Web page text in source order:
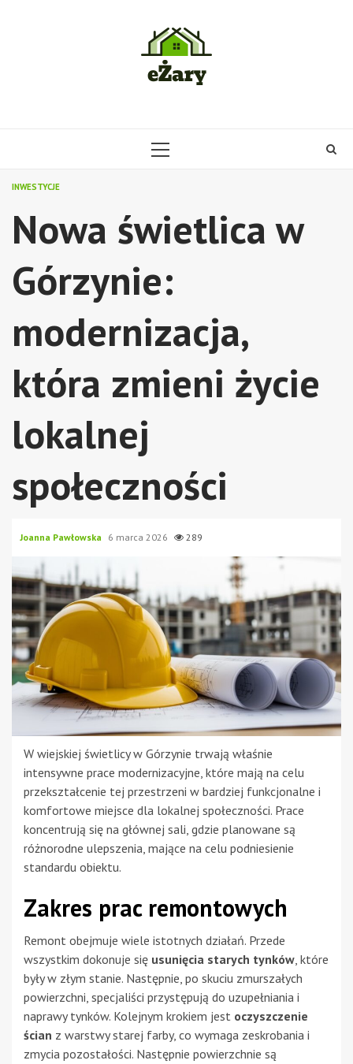
PRIMARY
INWESTYCJE
Nowa świetlica w
Górzynie:
modernizacja,
która zmieni życie
lokalnej
społeczności
Joanna Pawłowska 6 marca 2026 289
W wiejskiej świetlicy w Górzynie trwają właśnie
intensywne prace modernizacyjne, które mają na celu
przekształcenie tej przestrzeni w bardziej funkcjonalne i
komfortowe miejsce dla lokalnej społeczności. Prace
koncentrują się na głównej sali, gdzie planowane są
różnorodne ulepszenia, mające na celu podniesienie
standardu obiektu.
Zakres prac remontowych
Remont obejmuje wiele istotnych działań. Przede
wszystkim dokonuje się usunięcia starych tynków, które
były w złym stanie. Następnie, po skuciu zmurszałych
powierzchni, specjaliści przystępują do uzupełniania i
naprawy tynków. Kolejnym krokiem jest oczyszczenie
ścian z warstwy starej farby, co wymaga zeskrobania i
zmycia pozostałości. Następnie powierzchnie są